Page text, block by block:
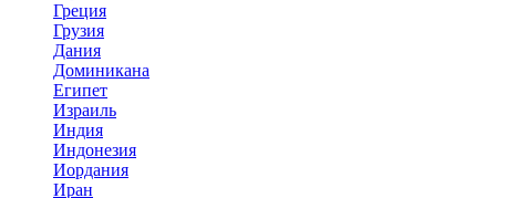
Греция
Грузия
Дания
Доминикана
Египет
Израиль
Индия
Индонезия
Иордания
Иран